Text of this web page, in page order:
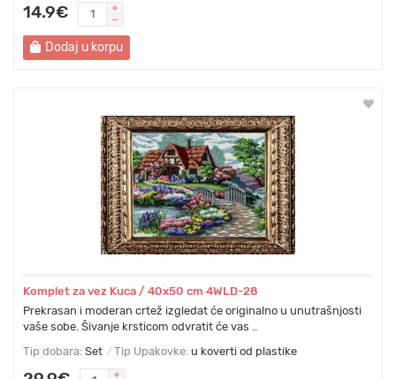
14.9€
Dodaj u korpu
Komplet za vez Kuca / 40x50 cm 4WLD-28
Prekrasan i moderan crtež izgledat će originalno u unutrašnjosti
vaše sobe. Šivanje krsticom odvratit će vas ..
Tip dobara: Set Tip Upakovke: u koverti od plastike